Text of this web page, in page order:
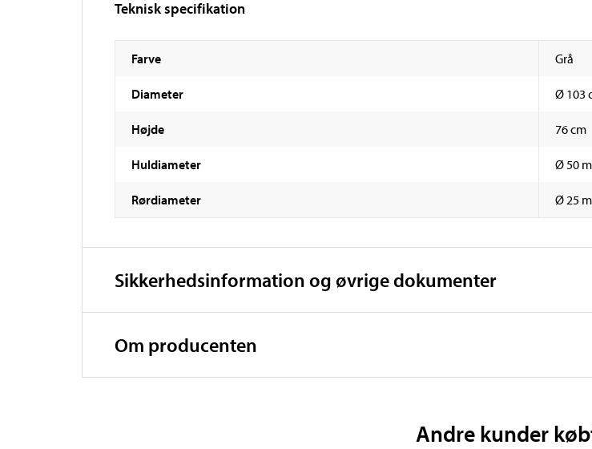
Teknisk specifikation
Farve Grå
Diameter Ø 103
Højde 76 cm
Huldiameter Ø 50
Rørdiameter Ø 25
Sikkerhedsinformation og øvrige dokumenter
Om producenten
Andre kunder